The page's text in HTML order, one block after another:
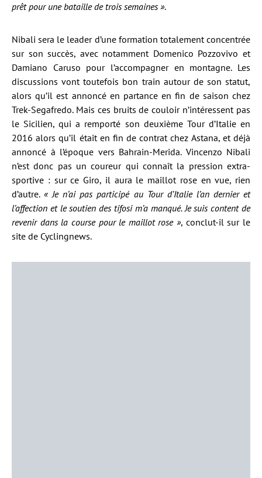
prêt pour une bataille de trois semaines ».
Nibali sera le leader d’une formation totalement concentrée
sur son succès, avec notamment Domenico Pozzovivo et
Damiano Caruso pour l’accompagner en montagne. Les
discussions vont toutefois bon train autour de son statut,
alors qu’il est annoncé en partance en fin de saison chez
Trek-Segafredo. Mais ces bruits de couloir n’intéressent pas
le Sicilien, qui a remporté son deuxième Tour d’Italie en
2016 alors qu’il était en fin de contrat chez Astana, et déjà
annoncé à l’époque vers Bahrain-Merida. Vincenzo Nibali
n’est donc pas un coureur qui connaît la pression extra-
sportive : sur ce Giro, il aura le maillot rose en vue, rien
d’autre.« Je n’ai pas participé au Tour d’Italie l’an dernier et
l’affection et le soutien des tifosi m’a manqué. Je suis content de
revenir dans la course pour le maillot rose », conclut-il sur le
site de Cyclingnews.